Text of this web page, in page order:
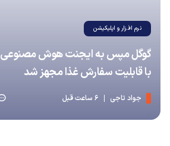
نرم افزار و اپلیکیشن
گوگل مپس به ایجنت هوش مصنوعی
با قابلیت سفارش غذا مجهز شد
جواد تاجی 6 ساعت قبل